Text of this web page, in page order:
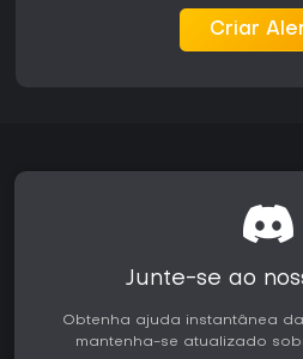
aéreo e terrestre permanece
prolongados. As ferramentas de
possibilidades sem alterar a
oferecendo mais variedade de
Vale a Pena Jogar?
simulação militar realista no PC.
design sonoro, o nível de detalhe
Criar
Junte-se ao
Obtenha ajuda instantânea
mantenha-se atualizado